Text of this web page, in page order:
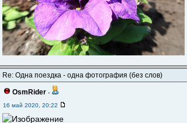
Re: Одна поездка - одна фотография (без слов)
OsmRider -
16 май 2020, 20:22